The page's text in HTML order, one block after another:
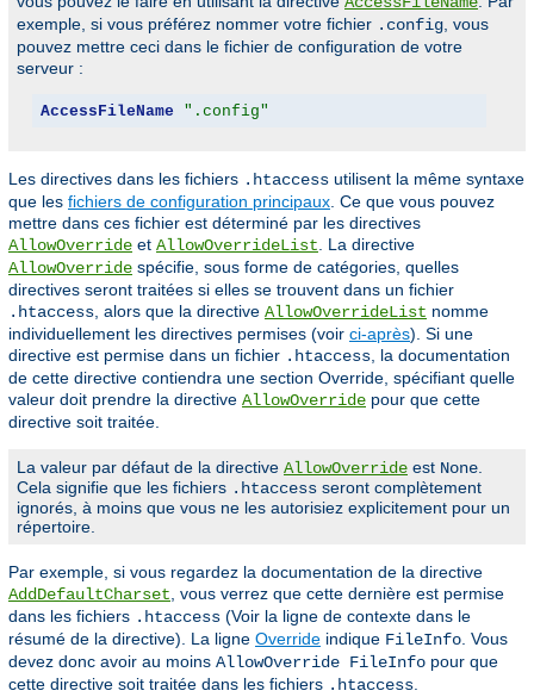
exemple, si vous préférez nommer votre fichier .config, vous
pouvez mettre ceci dans le fichier de configuration de votre
serveur :
AccessFileName ".config"
Les directives dans les fichiers .htaccess utilisent la même syntaxe
que les fichiers de configuration principaux. Ce que vous pouvez
mettre dans ces fichier est déterminé par les directives
AllowOverride et AllowOverrideList. La directive
AllowOverride spécifie, sous forme de catégories, quelles
directives seront traitées si elles se trouvent dans un fichier
.htaccess, alors que la directive AllowOverrideList nomme
individuellement les directives permises (voir ci-après). Si une
directive est permise dans un fichier .htaccess, la documentation
de cette directive contiendra une section Override, spécifiant quelle
valeur doit prendre la directive AllowOverride pour que cette
directive soit traitée.
La valeur par défaut de la directive AllowOverride est None.
Cela signifie que les fichiers .htaccess seront complètement
ignorés, à moins que vous ne les autorisiez explicitement pour un
répertoire.
Par exemple, si vous regardez la documentation de la directive
AddDefaultCharset, vous verrez que cette dernière est permise
dans les fichiers .htaccess (Voir la ligne de contexte dans le
résumé de la directive). La ligne Override indique FileInfo. Vous
devez donc avoir au moins AllowOverride FileInfo pour que
cette directive soit traitée dans les fichiers .htaccess.